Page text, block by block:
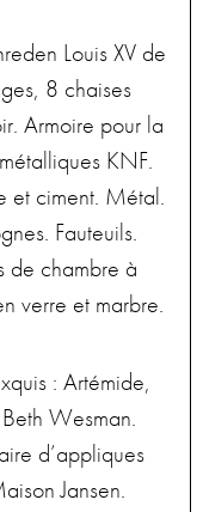
Louis XV de
8 chaises
Armoire pour la
KNF.
et ciment. Métal.
Fauteuils.
de chambre à
verre et marbre.
: Artémide,
Wesman.
d’appliques
Jansen.